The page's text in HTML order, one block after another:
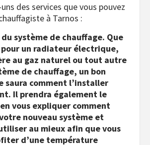
des services que vous pouvez
à Tarnos :
système de chauffage. Que
un radiateur électrique,
au gaz naturel ou tout autre
de chauffage, un bon
saura comment l’installer
Il prendra également le
vous expliquer comment
nouveau système et
au mieux afin que vous
d’une température